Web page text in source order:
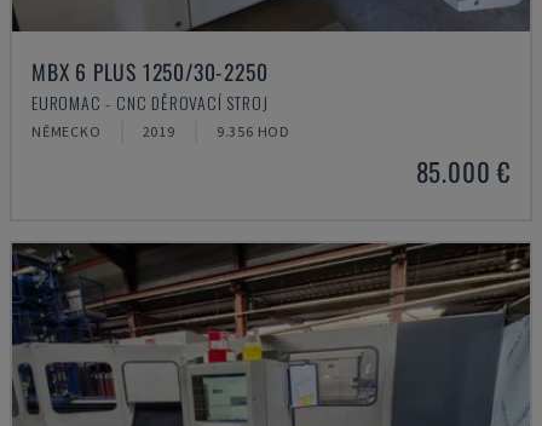
MBX 6 PLUS 1250/30-2250
EUROMAC - CNC DĚROVACÍ STROJ
NĚMECKO 2019 9.356 HOD
85.000 €